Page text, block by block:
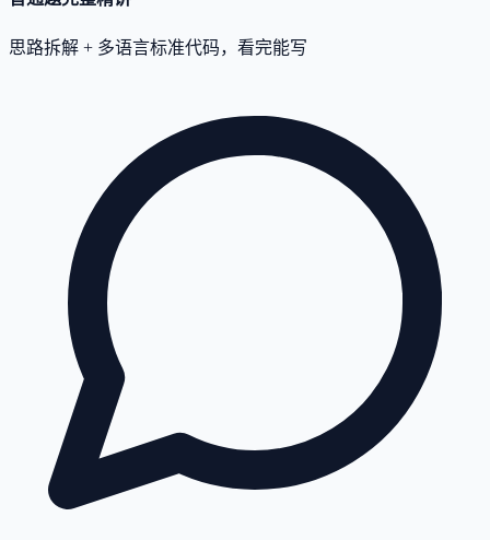
思路拆解 + 多语言标准代码，看完能写